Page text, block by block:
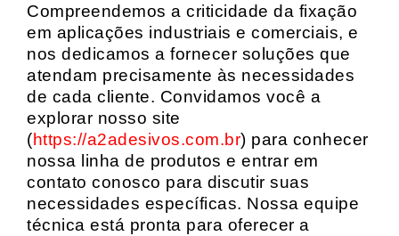
Compreendemos a criticidade da fixação
em aplicações industriais e comerciais, e
nos dedicamos a fornecer soluções que
atendam precisamente às necessidades
de cada cliente. Convidamos você a
explorar nosso site
(https://a2adesivos.com.br) para conhecer
nossa linha de produtos e entrar em
contato conosco para discutir suas
necessidades específicas. Nossa equipe
técnica está pronta para oferecer a